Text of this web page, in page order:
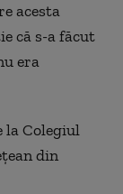
acesta
că s-a făcut
era
la Colegiul
din